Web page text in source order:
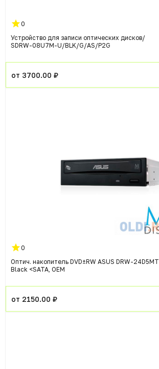
0
Устройство для записи оптических дисков/
SDRW-08U7M-U/BLK/G/AS/P2G
от 3700.00 ₽
0
Оптич. накопитель DVD±RW ASUS DRW-24D5MT
Black <SATA, OEM
от 2150.00 ₽